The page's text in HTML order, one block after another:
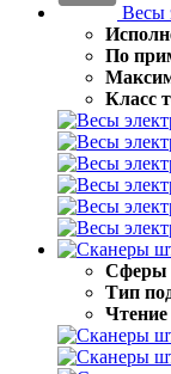
Весы
По
Класс
Сферы
Тип
Чтение